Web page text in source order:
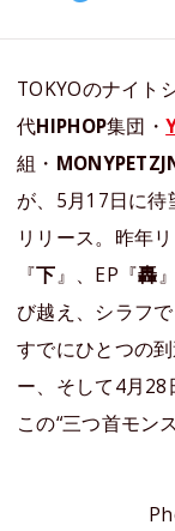
TOKYOのナイト
代HIPHOP集団・
組・
が、5月17日に
リリース。昨年
『下』、EP『轟
び越え、シラフ
すでにひとつの
ー、そして4月28
この“三つ首モン